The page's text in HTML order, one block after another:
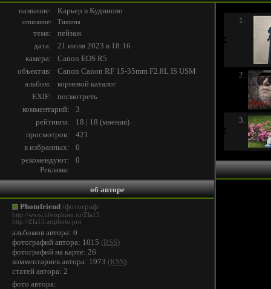
название:
Карьер в Кудиново
описание: Тишина
тема:
пейзаж
дата:
21 июля 2023 в 18:16
камера:
Canon EOS R5
объектив:
Canon Canon RF 15-35mm F2.8L IS USM
альбом:
корневой каталог
EXIF:
посмотреть
комментарий:
3
рейтинги:
18 | 18 (мнения)
просмотров:
421
в избранных:
0
рекомендуют:
0
Реклама:
об авторе
Photofriend /фотограф/
http://www.lifeisphoto.ru/Zla13
http://Zla13.artphoto.pro
альбомов автора: 0
фотографий автора: 1015 (RSS)
фотографий на карте: 26
комментариев автора: 1973 (RSS)
статей автора: 2
фото автора:
1.
2.
3.